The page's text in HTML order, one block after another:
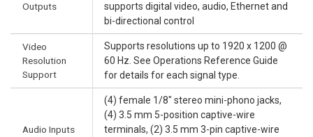
Outputs
supports digital video, audio, Ethernet and
bi-directional control
Video
Resolution
Support
Supports resolutions up to 1920 x 1200 @
60 Hz. See Operations Reference Guide
for details for each signal type.
Audio Inputs
(4) female 1/8" stereo mini-phono jacks,
(4) 3.5 mm 5-position captive-wire
terminals, (2) 3.5 mm 3-pin captive-wire